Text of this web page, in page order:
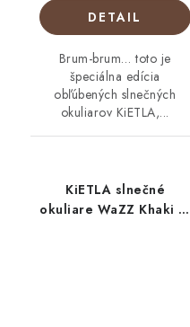
DETAIL
Brum-brum… toto je
špeciálna edícia
obľúbených slnečných
okuliarov KiETLA,...
KiETLA slnečné
okuliare WaZZ Khaki 2-